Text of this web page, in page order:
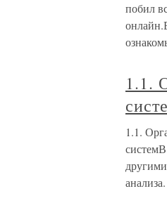
побил
1.1.
1.1.
анализа.